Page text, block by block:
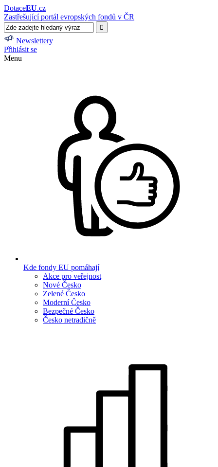
DotaceEU.cz
Zastřešující portál evropských fondů v ČR
Newslettery
Přihlásit se
Menu
Kde fondy EU pomáhají
Akce pro veřejnost
Nové Česko
Zelené Česko
Moderní Česko
Bezpečné Česko
Česko netradičně